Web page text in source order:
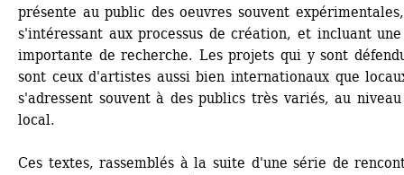
présente au public des oeuvres souvent expérimentales,
s'intéressant aux processus de création, et incluant
importante de recherche. Les projets qui y sont
sont ceux d'artistes aussi bien internationaux que
s'adressent souvent à des publics très variés, au niveau
local.
Ces textes, rassemblés à la suite d'une série de